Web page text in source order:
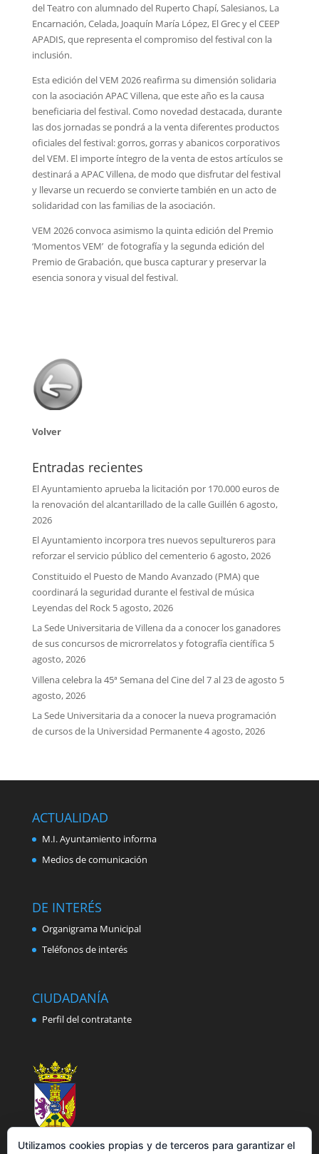
del Teatro con alumnado del Ruperto Chapí, Salesianos, La
Encarnación, Celada, Joaquín María López, El Grec y el CEEP
APADIS, que representa el compromiso del festival con la
inclusión.
Esta edición del VEM 2026 reafirma su dimensión solidaria
con la asociación APAC Villena, que este año es la causa
beneficiaria del festival. Como novedad destacada, durante
las dos jornadas se pondrá a la venta diferentes productos
oficiales del festival: gorros, gorras y abanicos corporativos
del VEM. El importe íntegro de la venta de estos artículos se
destinará a APAC Villena, de modo que disfrutar del festival
y llevarse un recuerdo se convierte también en un acto de
solidaridad con las familias de la asociación.
VEM 2026 convoca asimismo la quinta edición del Premio
‘Momentos VEM’ de fotografía y la segunda edición del
Premio de Grabación, que busca capturar y preservar la
esencia sonora y visual del festival.
Volver
Entradas recientes
El Ayuntamiento aprueba la licitación por 170.000 euros de
la renovación del alcantarillado de la calle Guillén 6 agosto,
2026
El Ayuntamiento incorpora tres nuevos sepultureros para
reforzar el servicio público del cementerio 6 agosto, 2026
Constituido el Puesto de Mando Avanzado (PMA) que
coordinará la seguridad durante el festival de música
Leyendas del Rock 5 agosto, 2026
La Sede Universitaria de Villena da a conocer los ganadores
de sus concursos de microrrelatos y fotografía científica 5
agosto, 2026
Villena celebra la 45ª Semana del Cine del 7 al 23 de agosto 5
agosto, 2026
La Sede Universitaria da a conocer la nueva programación
de cursos de la Universidad Permanente4 agosto, 2026
ACTUALIDAD
M.I. Ayuntamiento informa
Medios de comunicación
DE INTERÉS
Organigrama Municipal
Teléfonos de interés
CIUDADANÍA
Perfil del contratante
Utilizamos cookies propias y de terceros para garantizar el